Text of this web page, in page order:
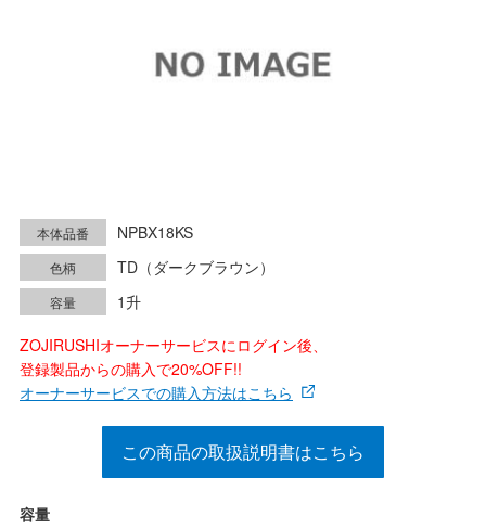
本体品番 NPBX18KS
色柄 TD（ダークブラウン）
容量
1升
ZOJIRUSHIオーナーサービスにログイン後、
登録製品からの購入で20%OFF!!
オーナーサービスでの購入方法はこちら
この商品の取扱説明書はこちら
容量